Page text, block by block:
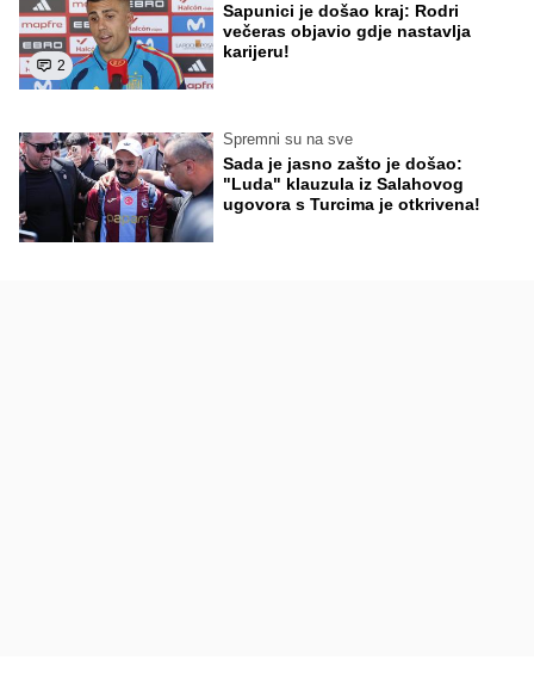
2
Sapunici je došao kraj: Rodri
večeras objavio gdje nastavlja
karijeru!
Spremni su na sve
Sada je jasno zašto je došao:
"Luda" klauzula iz Salahovog
ugovora s Turcima je otkrivena!